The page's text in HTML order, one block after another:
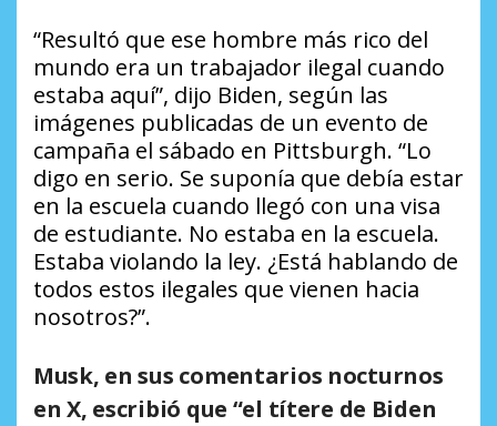
“Resultó que ese hombre más rico del
mundo era un trabajador ilegal cuando
estaba aquí”, dijo Biden, según las
imágenes publicadas de un evento de
campaña el sábado en Pittsburgh. “Lo
digo en serio. Se suponía que debía estar
en la escuela cuando llegó con una visa
de estudiante. No estaba en la escuela.
Estaba violando la ley. ¿Está hablando de
todos estos ilegales que vienen hacia
nosotros?”.
Musk, en sus comentarios nocturnos
en X, escribió que “el títere de Biden